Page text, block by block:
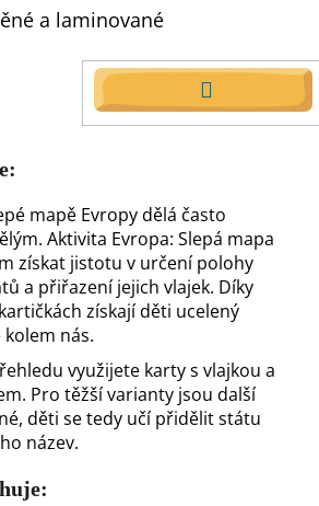
a laminované
DO
KOŠÍKU
mapě Evropy dělá často
Aktivita Evropa: Slepá mapa
získat jistotu v určení polohy
a přiřazení jejich vlajek. Díky
získají děti ucelený
nás.
využijete karty s vlajkou a
Pro těžší varianty jsou další
děti se tedy učí přidělit státu
název.